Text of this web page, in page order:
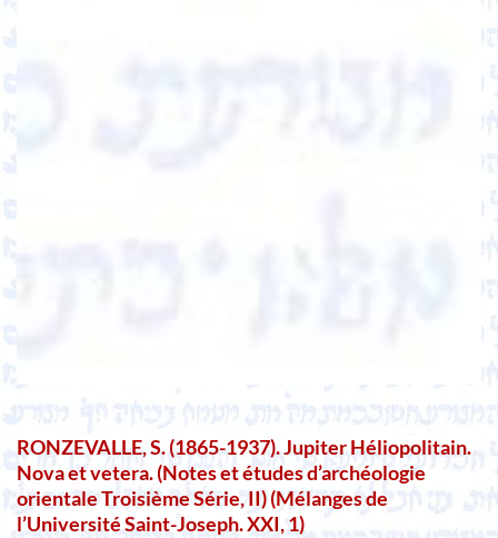
RONZEVALLE, S. (1865-1937). Jupiter Héliopolitain.
Nova et vetera. (Notes et études d’archéologie
orientale Troisième Série, II) (Mélanges de
l’Université Saint-Joseph. XXI, 1)